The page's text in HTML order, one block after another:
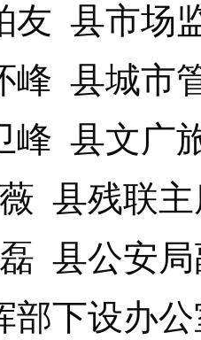
县市场监
县城市
县文广
残联主
公安局
设办公